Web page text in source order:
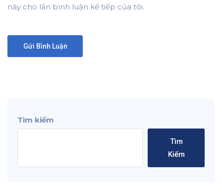
này cho lần bình luận kế tiếp của tôi.
Tìm kiếm
Tìm
Kiếm